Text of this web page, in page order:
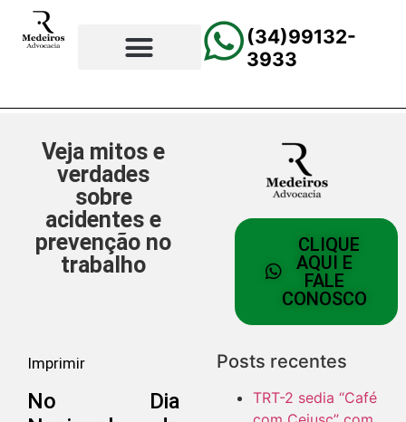
(34)99132-
3933
Veja mitos e
verdades
sobre
acidentes e
prevenção no
trabalho
Imprimir
No Dia
CLIQUE
AQUI E
FALE
CONOSCO
Posts recentes
TRT-2 sedia “Café